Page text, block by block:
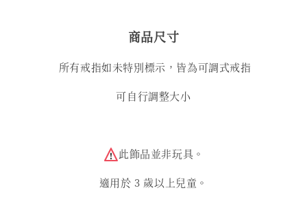
商品尺寸
所有戒指如未特別標示，皆為可調式戒指
可自行調整大小
此飾品並非玩具。
適用於 3 歲以上兒童。